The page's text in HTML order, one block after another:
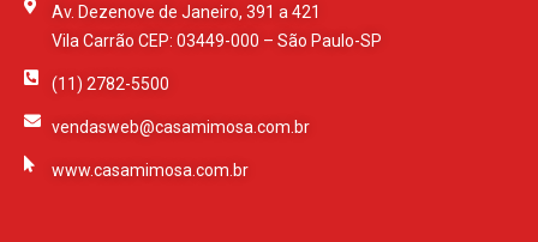
Av. Dezenove de Janeiro, 391 a 421
Vila Carrão CEP: 03449-000 – São Paulo-SP
(11) 2782-5500
vendasweb@casamimosa.com.br
www.casamimosa.com.br